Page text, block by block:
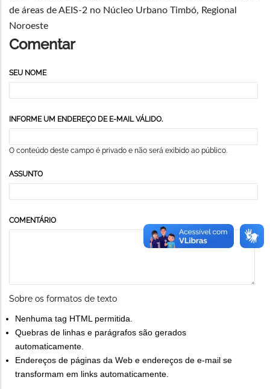
de áreas de AEIS-2 no Núcleo Urbano Timbó, Regional
Noroeste
Comentar
SEU NOME
INFORME UM ENDEREÇO DE E-MAIL VÁLIDO.
O conteúdo deste campo é privado e não será exibido ao público.
ASSUNTO
COMENTÁRIO
Sobre os formatos de texto
Nenhuma tag HTML permitida.
Quebras de linhas e parágrafos são gerados
automaticamente.
Endereços de páginas da Web e endereços de e-mail se
transformam em links automaticamente.